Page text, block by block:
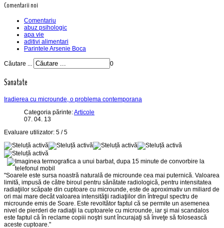
Comentarii noi
Comentariu
abuz psihologic
apa vie
aditivi alimentari
Parintele Arsenie Boca
Căutare ... 0
Sanatate
Iradierea cu microunde, o problema contemporana
Categoria părinte:Articole
07. 04. 13
Evaluare utilizator: 5 /5
"Soarele este sursa noastră naturală de microunde cea mai puternică. Valoarea
limită, impusă de către biroul pentru sănătate radiologică, pentru intensitatea
radiaţiilor scăpate din cuptoare cu microunde, este de aproximativ un miliard de
ori mai mare decât valoarea intensităţii radiaţiilor din întregul spectru de
microunde emis de Soare. Este revoltător faptul că se permite un asemenea
nivel de pierderi de radiaţii la cuptoarele cu microunde, iar şi mai scandalos
este faptul că în reclame copiii noştri sunt încurajaţi să înveţe să folosească
aceste cuptoare."